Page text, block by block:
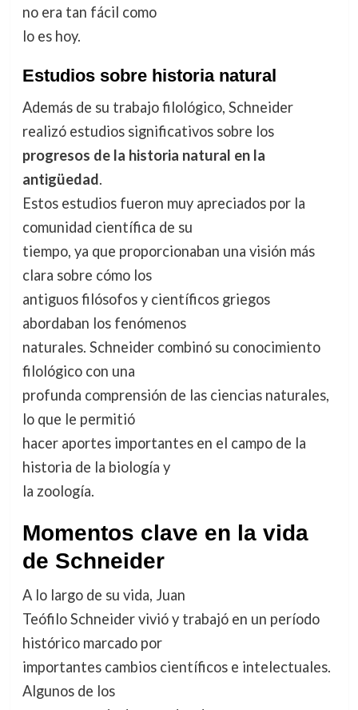
no era tan fácil como
lo es hoy.
Estudios sobre historia natural
Además de su trabajo filológico, Schneider
realizó estudios significativos sobre los
progresos de la historia natural en la
antigüedad.
Estos estudios fueron muy apreciados por la
comunidad científica de su
tiempo, ya que proporcionaban una visión más
clara sobre cómo los
antiguos filósofos y científicos griegos
abordaban los fenómenos
naturales. Schneider combinó su conocimiento
filológico con una
profunda comprensión de las ciencias naturales,
lo que le permitió
hacer aportes importantes en el campo de la
historia de la biología y
la zoología.
Momentos clave en la vida
de Schneider
A lo largo de su vida, Juan
Teófilo Schneider vivió y trabajó en un período
histórico marcado por
importantes cambios científicos e intelectuales.
Algunos de los